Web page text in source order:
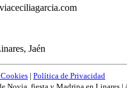
Jaén
| Política de Privacidad